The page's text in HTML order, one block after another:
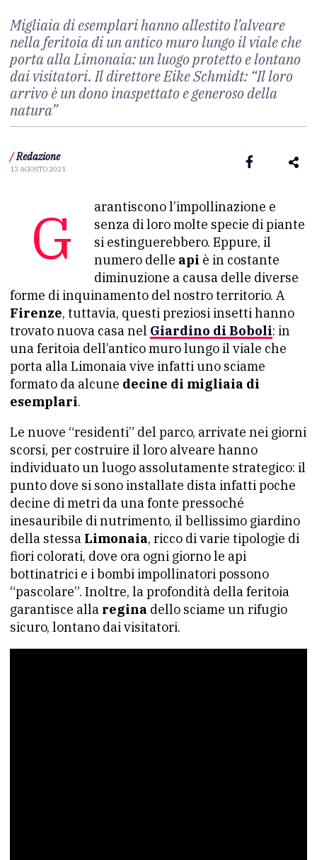
Migliaia di esemplari hanno allestito l’alveare
nella feritoia di un antico muro lungo il viale che
porta alla Limonaia: un luogo protetto e lontano
dai visitatori. Il direttore Eike Schmidt: “Il loro
arrivo è un dono inaspettato e generoso della
natura”
/ Redazione
13 AGOSTO 2021
Garantiscono l’impollinazione e
senza di loro molte specie di piante
si estinguerebbero. Eppure, il
numero delle api è in costante
diminuzione a causa delle diverse
forme di inquinamento del nostro territorio. A
Firenze, tuttavia, questi preziosi insetti hanno
trovato nuova casa nel Giardino di Boboli: in
una feritoia dell’antico muro lungo il viale che
porta alla Limonaia vive infatti uno sciame
formato da alcune decine di migliaia di
esemplari.
Le nuove “residenti” del parco, arrivate nei giorni
scorsi, per costruire il loro alveare hanno
individuato un luogo assolutamente strategico: il
punto dove si sono installate dista infatti poche
decine di metri da una fonte pressoché
inesauribile di nutrimento, il bellissimo giardino
della stessa Limonaia, ricco di varie tipologie di
fiori colorati, dove ora ogni giorno le api
bottinatrici e i bombi impollinatori possono
“pascolare”. Inoltre, la profondità della feritoia
garantisce alla regina dello sciame un rifugio
sicuro, lontano dai visitatori.